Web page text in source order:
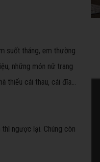
suốt tháng, em thường
những món nữ trang
thiếu cái thau, cái đĩa…
ngược lại. Chúng còn